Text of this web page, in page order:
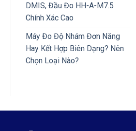
DMIS, Đầu Đo HH-A-M7.5
Chính Xác Cao
Máy Đo Độ Nhám Đơn Năng
Hay Kết Hợp Biên Dạng? Nên
Chọn Loại Nào?